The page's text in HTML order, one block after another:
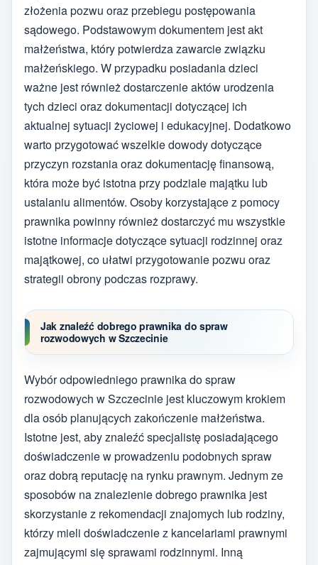
złożenia pozwu oraz przebiegu postępowania
sądowego. Podstawowym dokumentem jest akt
małżeństwa, który potwierdza zawarcie związku
małżeńskiego. W przypadku posiadania dzieci
ważne jest również dostarczenie aktów urodzenia
tych dzieci oraz dokumentacji dotyczącej ich
aktualnej sytuacji życiowej i edukacyjnej. Dodatkowo
warto przygotować wszelkie dowody dotyczące
przyczyn rozstania oraz dokumentację finansową,
która może być istotna przy podziale majątku lub
ustalaniu alimentów. Osoby korzystające z pomocy
prawnika powinny również dostarczyć mu wszystkie
istotne informacje dotyczące sytuacji rodzinnej oraz
majątkowej, co ułatwi przygotowanie pozwu oraz
strategii obrony podczas rozprawy.
Jak znaleźć dobrego prawnika do spraw
rozwodowych w Szczecinie
Wybór odpowiedniego prawnika do spraw
rozwodowych w Szczecinie jest kluczowym krokiem
dla osób planujących zakończenie małżeństwa.
Istotne jest, aby znaleźć specjalistę posiadającego
doświadczenie w prowadzeniu podobnych spraw
oraz dobrą reputację na rynku prawnym. Jednym ze
sposobów na znalezienie dobrego prawnika jest
skorzystanie z rekomendacji znajomych lub rodziny,
którzy mieli doświadczenie z kancelariami prawnymi
zajmującymi się sprawami rodzinnymi. Inną